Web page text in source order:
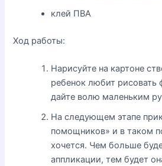
клей ПВА
Ход работы:
Нарисуйте на картоне
ребенок любит рисовать
дайте волю маленьким
На следующем этапе
помощников» и в таком
хочется. Чем больше
аппликации, тем будет